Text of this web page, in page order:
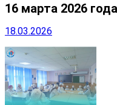
16 марта 2026
18.03.2026